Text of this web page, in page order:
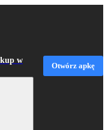
w
Otwórz apkę